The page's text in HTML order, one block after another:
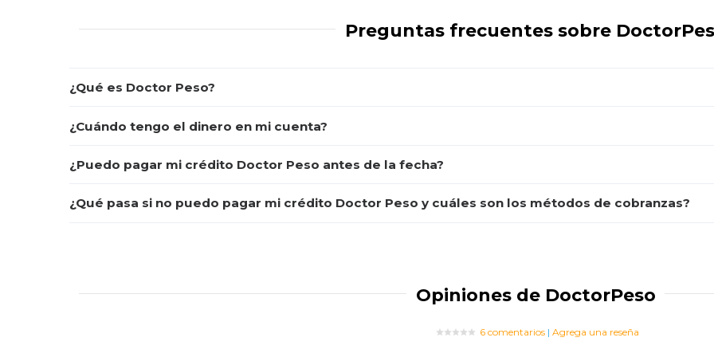
Preguntas frecuentes sobre
¿Qué es Doctor Peso?
¿Cuándo tengo el dinero en mi cuenta?
¿Puedo pagar mi crédito Doctor Peso antes de la fecha?
¿Qué pasa si no puedo pagar mi crédito Doctor Peso y cuáles son los métodos de cobranzas?
Opiniones de DoctorPeso
6 comentarios | Agrega una reseña